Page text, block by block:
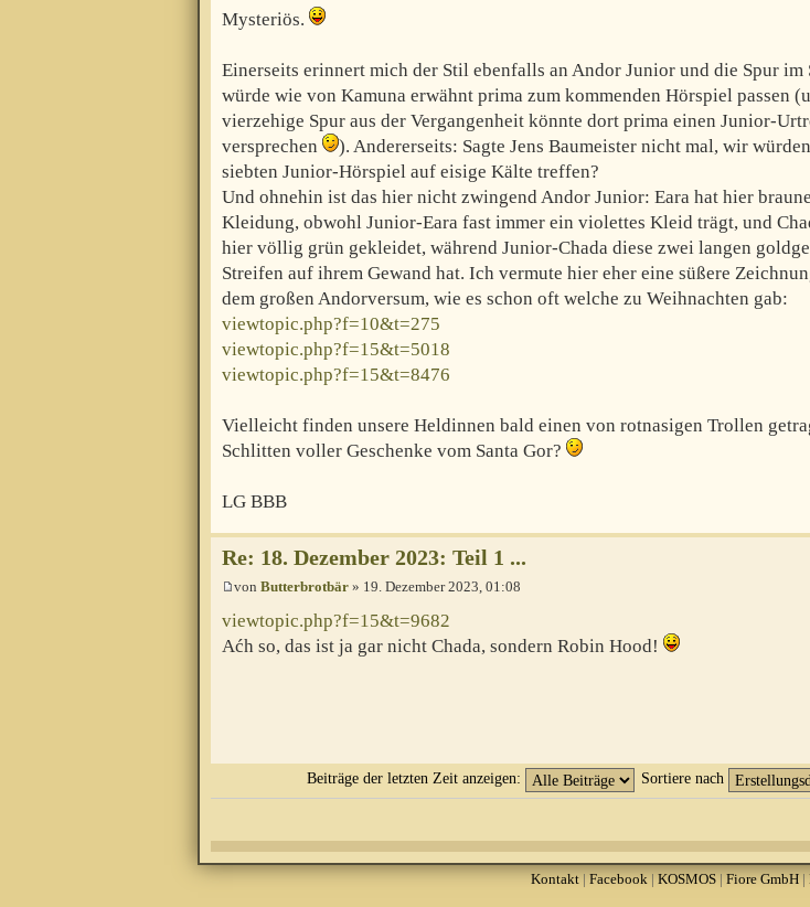
Mysteriös.
Einerseits erinnert mich der Stil ebenfalls an Andor Junior und die Spur im
würde wie von Kamuna erwähnt prima zum kommenden Hörspiel passen
vierzehige Spur aus der Vergangenheit könnte dort prima einen Junior-
versprechen
). Andererseits: Sagte Jens Baumeister nicht mal, wir
siebten Junior-Hörspiel auf eisige Kälte treffen?
Und ohnehin ist das hier nicht zwingend Andor Junior: Eara hat hier braune
Kleidung, obwohl Junior-Eara fast immer ein violettes Kleid trägt, und
hier völlig grün gekleidet, während Junior-Chada diese zwei langen
Streifen auf ihrem Gewand hat. Ich vermute hier eher eine süßere
dem großen Andorversum, wie es schon oft welche zu Weihnachten gab:
viewtopic.php?f=10&t=275
viewtopic.php?f=15&t=5018
viewtopic.php?f=15&t=8476
Vielleicht finden unsere Heldinnen bald einen von rotnasigen Trollen
Schlitten voller Geschenke vom Santa Gor?
LG BBB
Re: 18. Dezember 2023: Teil 1 ...
von Butterbrotbär » 19. Dezember 2023, 01:08
viewtopic.php?f=15&t=9682
Aćh so, das ist ja gar nicht Chada, sondern Robin Hood!
Beiträge der letzten Zeit anzeigen: Sortiere nach
Kontakt| Facebook | KOSMOS| Fiore GmbH|